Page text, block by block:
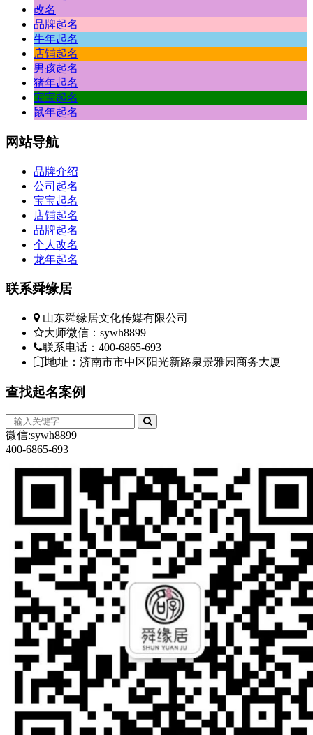
改名
品牌起名
牛年起名
店铺起名
男孩起名
猪年起名
宝宝起名
鼠年起名
网站导航
品牌介绍
公司起名
宝宝起名
店铺起名
品牌起名
个人改名
龙年起名
联系舜缘居
山东舜缘居文化传媒有限公司
大师微信：sywh8899
联系电话：400-6865-693
地址：济南市市中区阳光新路泉景雅园商务大厦
查找起名案例
微信:sywh8899
400-6865-693